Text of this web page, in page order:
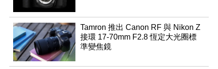
Tamron 推出 Canon RF 與 Nikon Z
接環 17-70mm F2.8 恆定大光圈標
準變焦鏡